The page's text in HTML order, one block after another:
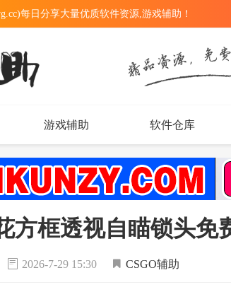
每日分享大量优质软件资源,游戏辅助！
游戏辅助 软件仓库
方框透视自瞄锁头免
2026-7-29 15:30 CSGO辅助